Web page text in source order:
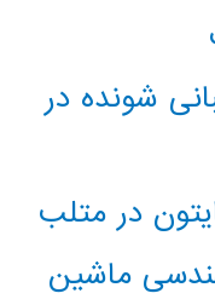
شونده در
در متلب
ماشین